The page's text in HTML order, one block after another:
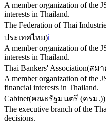
A member organization of the
interests in Thailand.
The Federation of Thai
ประเทศไทย)ℹ️
A member organization of the
interests in Thailand.
Thai Bankers' Association(สม
A member organization of the
financial interests in Thailand.
Cabinet(คณะรัฐมนตรี (ครม.))
The executive branch of the
decisions.